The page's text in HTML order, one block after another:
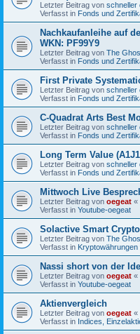
Letzter Beitrag von schneller
Verfasst in Fonds und
Nachkaufanleihe auf
WKN: PF99Y9
Letzter Beitrag von The
Verfasst in Fonds und
First Private
Letzter Beitrag von schneller
Verfasst in Fonds und
C-Quadrat Arts Best
Letzter Beitrag von schneller
Verfasst in Fonds und
Long Term Value
Letzter Beitrag von schneller
Verfasst in Fonds und
Mittwoch Live
Letzter Beitrag von oegeat «
Verfasst in Youtube-oegeat
Solactive Smart
Letzter Beitrag von The
Verfasst in
Nassi short von der
Letzter Beitrag von oegeat «
Verfasst in Youtube-oegeat
Aktienvergleich
Letzter Beitrag von oegeat «
Verfasst in Indices,